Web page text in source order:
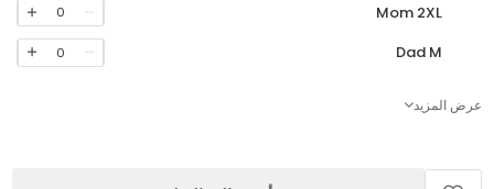
Mom 2XL
0
Dad M
0
عرض المزيد